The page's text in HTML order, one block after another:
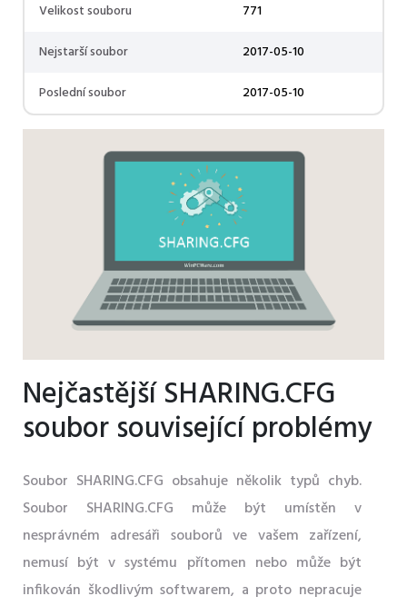
Velikost souboru
771
Nejstarší soubor
2017-05-10
Poslední soubor
2017-05-10
Nejčastější SHARING.CFG
soubor související problémy
Soubor SHARING.CFG obsahuje několik typů chyb.
Soubor SHARING.CFG může být umístěn v
nesprávném adresáři souborů ve vašem zařízení,
nemusí být v systému přítomen nebo může být
infikován škodlivým softwarem, a proto nepracuje